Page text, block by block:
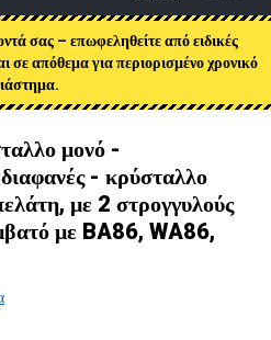
σας – επωφεληθείτε από ειδικές
σε απόθεμα για περιορισμένο χρονικό
μονό -
- κρύσταλλο
με 2 στρογγυλούς
με BA86, WA86,